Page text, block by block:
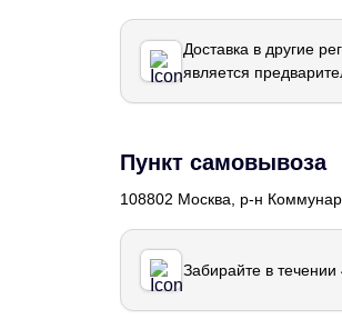
Доставка в другие
является
Пункт самовывоза
108802 Москва, р-н
Забирайте в